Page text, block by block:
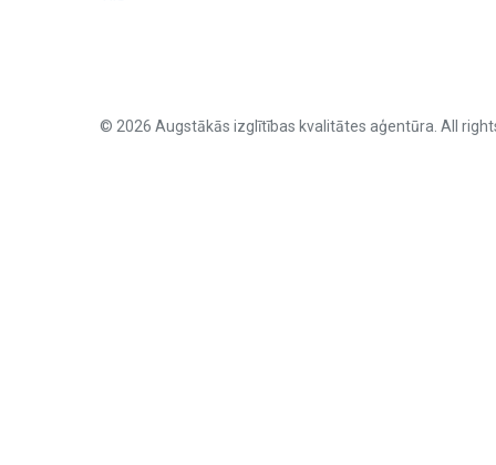
© 2026 Augstākās izglītības kvalitātes aģentūra. All